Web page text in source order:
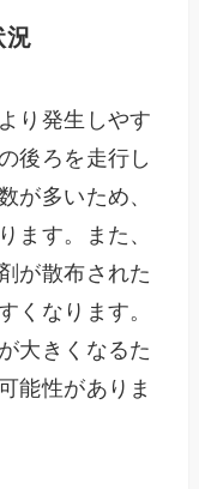
況
り発生しやす
後ろを走行し
が多いため、
ます。また、
が散布された
くなります。
大きくなるた
能性がありま